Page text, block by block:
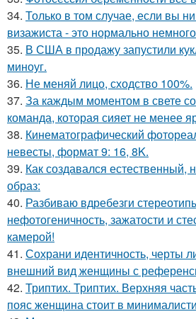
34. Только в том случае, если вы
визажиста - это нормально
35. В США в продажу запустили
миноуг.
36. Не меняй лицо, сходство 100%.
37. За каждым моментом в свете
команда, которая сияет не менее
38. Кинематографический
невесты, формат 9: 16, 8K.
39. Как создавался естественный,
образ:
40. Разбиваю вдребезги
нефотогеничность, зажатости и
камерой!
41. Сохрани идентичность, черты
внешний вид женщины с
42. Триптих. Триптих. Верхняя
пояс женщина стоит в